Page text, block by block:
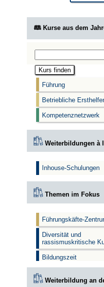
🕮 Kurse aus dem
Führung
Betriebliche
Kompetenznetzwerk
Weiterbildungen à
Inhouse-Schulungen
Themen im Fokus
Führungskäfte-
Diversität und
rassismuskritische
Bildungszeit
Weiterbildung an